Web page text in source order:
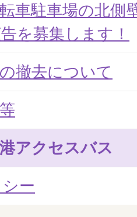
車駐車場の北側
を募集します！
撤去について
アクセスバス
ー